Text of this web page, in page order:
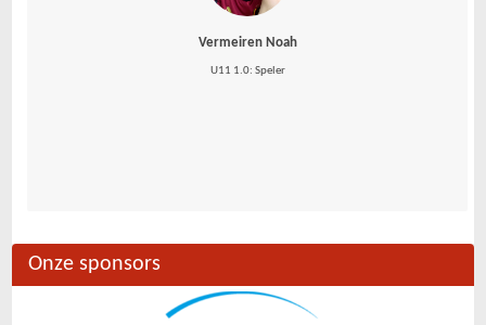
Vermeiren Noah
U11 1.0: Speler
Onze sponsors